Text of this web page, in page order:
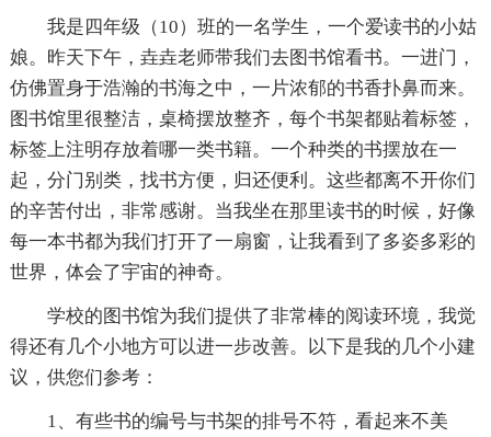
我是四年级（10）班的一名学生，一个爱读书的小姑
娘。昨天下午，垚垚老师带我们去图书馆看书。一进门，
仿佛置身于浩瀚的书海之中，一片浓郁的书香扑鼻而来。
图书馆里很整洁，桌椅摆放整齐，每个书架都贴着标签，
标签上注明存放着哪一类书籍。一个种类的书摆放在一
起，分门别类，找书方便，归还便利。这些都离不开你们
的辛苦付出，非常感谢。当我坐在那里读书的时候，好像
每一本书都为我们打开了一扇窗，让我看到了多姿多彩的
世界，体会了宇宙的神奇。
学校的图书馆为我们提供了非常棒的阅读环境，我觉
得还有几个小地方可以进一步改善。以下是我的几个小建
议，供您们参考：
1、有些书的编号与书架的排号不符，看起来不美